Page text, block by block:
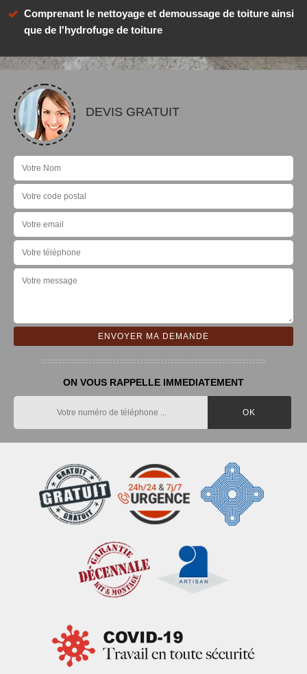
Comprenant le nettoyage et demoussage de toiture ainsi
que de l'hydrofuge de toiture
DEVIS GRATUIT
ON VOUS RAPPELLE IMMEDIATEMENT